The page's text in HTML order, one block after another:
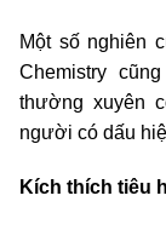
Một số nghiên
Chemistry
thường xuyên
người có dấu
Kích thích tiêu